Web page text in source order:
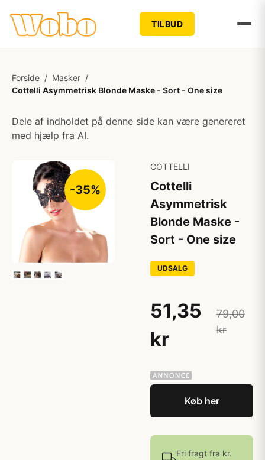
TILBUD
Forside / Masker /
Cottelli Asymmetrisk Blonde Maske - Sort - One size
Dele af indholdet på denne side kan være genereret
med hjælp fra AI.
-35%
COTTELLI
Cottelli
Asymmetrisk
Blonde Maske -
Sort - One size
UDSALG
51,35
kr
79,00
kr
Køb her
Fri fragt fra kr.